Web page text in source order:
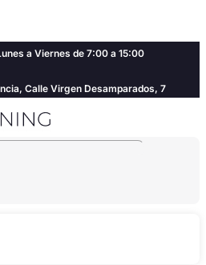
a Viernes de 7:00 a 15:00
Calle Virgen Desamparados, 7